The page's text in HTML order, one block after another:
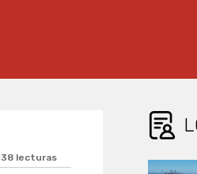
lecturas